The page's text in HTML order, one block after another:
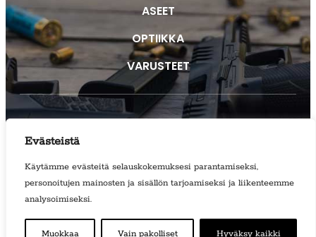
Evästeistä
Käytämme evästeitä selauskokemuksesi parantamiseksi,
personoitujen mainosten ja sisällön tarjoamiseksi ja liikenteemme
analysoimiseksi.
Muokkaa Vain pakolliset Hyväksy kaikki
ASEET
OPTIIKKA
VARUSTEET
YHTEYSTIEDOT
EVÄSTEET